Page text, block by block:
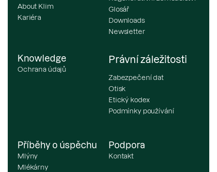
About Klim
Kariéra
Glosář
Downloads
Newsletter
Knowledge
Ochrana údajů
Právní záležitosti
Zabezpečení dat
Otisk
Etický kodex
Podmínky používání
Příběhy o úspěchu
Mlýny
Mlékárny
Podpora
Kontakt